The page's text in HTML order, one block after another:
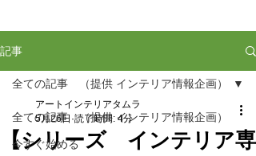
記事
全ての記事 （提供 インテリア情報企画）
今すぐ始める
全ての記事 （提供 インテリア情報企画）
【シリーズ インテリア専
アートインテリアタムラ
5月26日 読了時間: 4分